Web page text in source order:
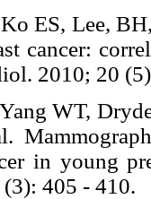
ES, Lee,
cancer:
2010; 20
WT,
in young
(3): 405 -